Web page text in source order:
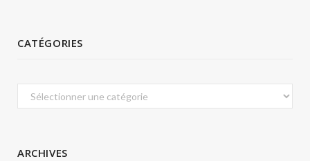
CATÉGORIES
Catégories
ARCHIVES